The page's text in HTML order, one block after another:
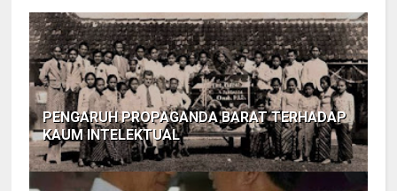
PENGARUH PROPAGANDA BARAT TERHADAP
KAUM INTELEKTUAL